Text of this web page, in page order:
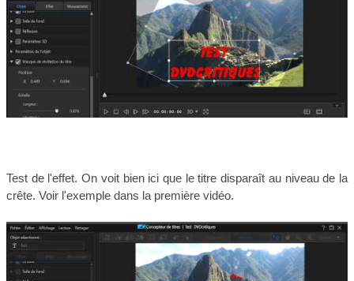
Test de l'effet. On voit bien ici que le titre disparaît au niveau de la
crête. Voir l'exemple dans la première vidéo.